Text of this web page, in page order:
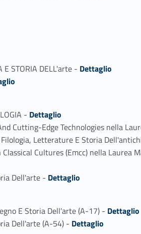
STORIA DELL'arte - Link identifier #identifier_person_10856-1
Dettaglio
- Link identifier #identifier_person_108110-1
Dettaglio
Cutting-Edge Technologies nella
Letterature E Storia
Cultures (Emcc) nella
Dell'arte - Link identifier #identifier_person_134945-5
Dettaglio
E Storia Dell'arte (A-17) - Link identifier #identifier_person_142209-1
Dettaglio
Dell'arte (A-54) - Link identifier #identifier_person_139397-2
Dettaglio